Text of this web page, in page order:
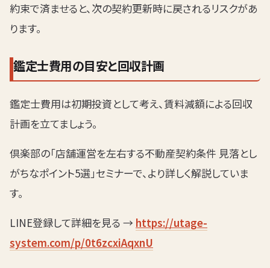
約束で済ませると、次の契約更新時に戻されるリスクがあ
ります。
鑑定士費用の目安と回収計画
鑑定士費用は初期投資として考え、賃料減額による回収
計画を立てましょう。
倶楽部の「店舗運営を左右する不動産契約条件 見落とし
がちなポイント5選」セミナーで、より詳しく解説していま
す。
LINE登録して詳細を見る → https://utage-
system.com/p/0t6zcxiAqxnU